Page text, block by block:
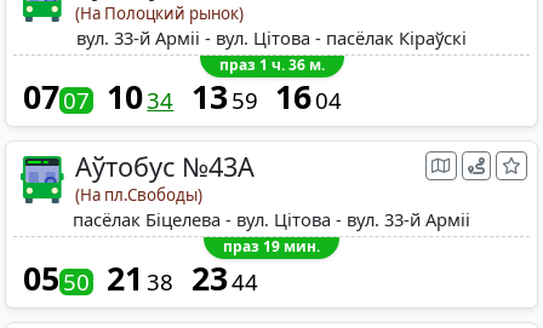
(На Полоцкий рынок)
вул. 33-й Арміі - вул. Цітова - пасёлак Кіраўскі
праз 1 ч. 36 м.
0707 1034 1359 1604
Аўтобус №43A
(На пл.Свободы)
пасёлак Біцелева - вул. Цітова - вул. 33-й Арміі
праз 19 мин.
0550 21 38 2344